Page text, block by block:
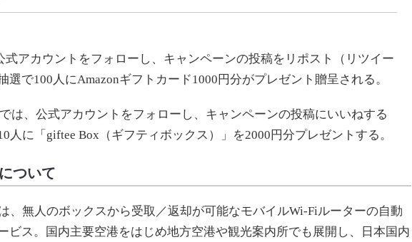
アカウントをフォローし、キャンペーンの投稿をリポスト（リツイー
選で100人にAmazonギフトカード1000円分がプレゼント贈呈される。
は、公式アカウントをフォローし、キャンペーンの投稿にいいねする
人に「giftee Box（ギフティボックス）」を2000円分プレゼントする。
ついて
、無人のボックスから受取／返却が可能なモバイルWi-Fiルーターの自動
ビス。国内主要空港をはじめ地方空港や観光案内所でも展開し、日本国内